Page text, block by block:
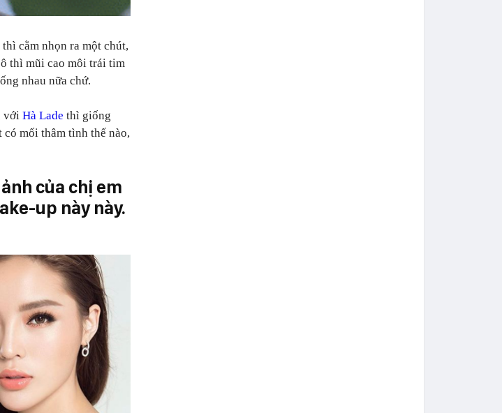
cằm nhọn ra một chút,
thì mũi cao môi trái tim
nhau nữa chứ.
với Hà Lade thì giống
mối thâm tình thế nào,
của chị em
up này này.